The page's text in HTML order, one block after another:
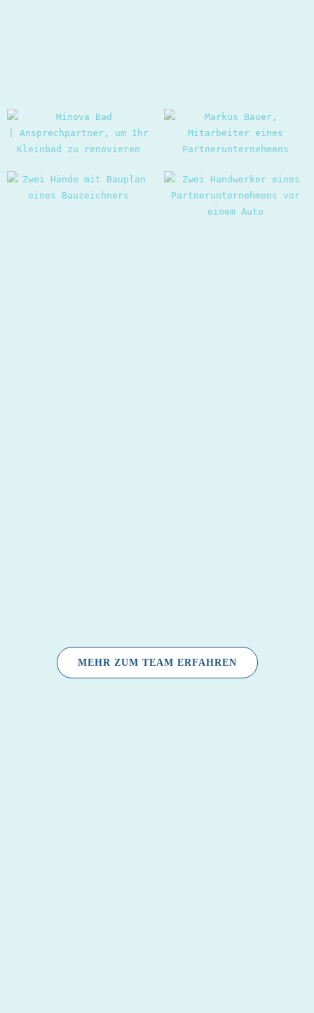
MEHR ZUM TEAM ERFAHREN